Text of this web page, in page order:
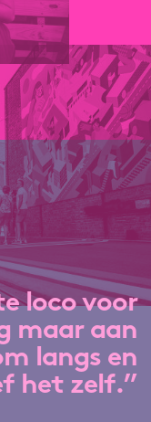
loco voor
maar aan
langs en
het zelf.”